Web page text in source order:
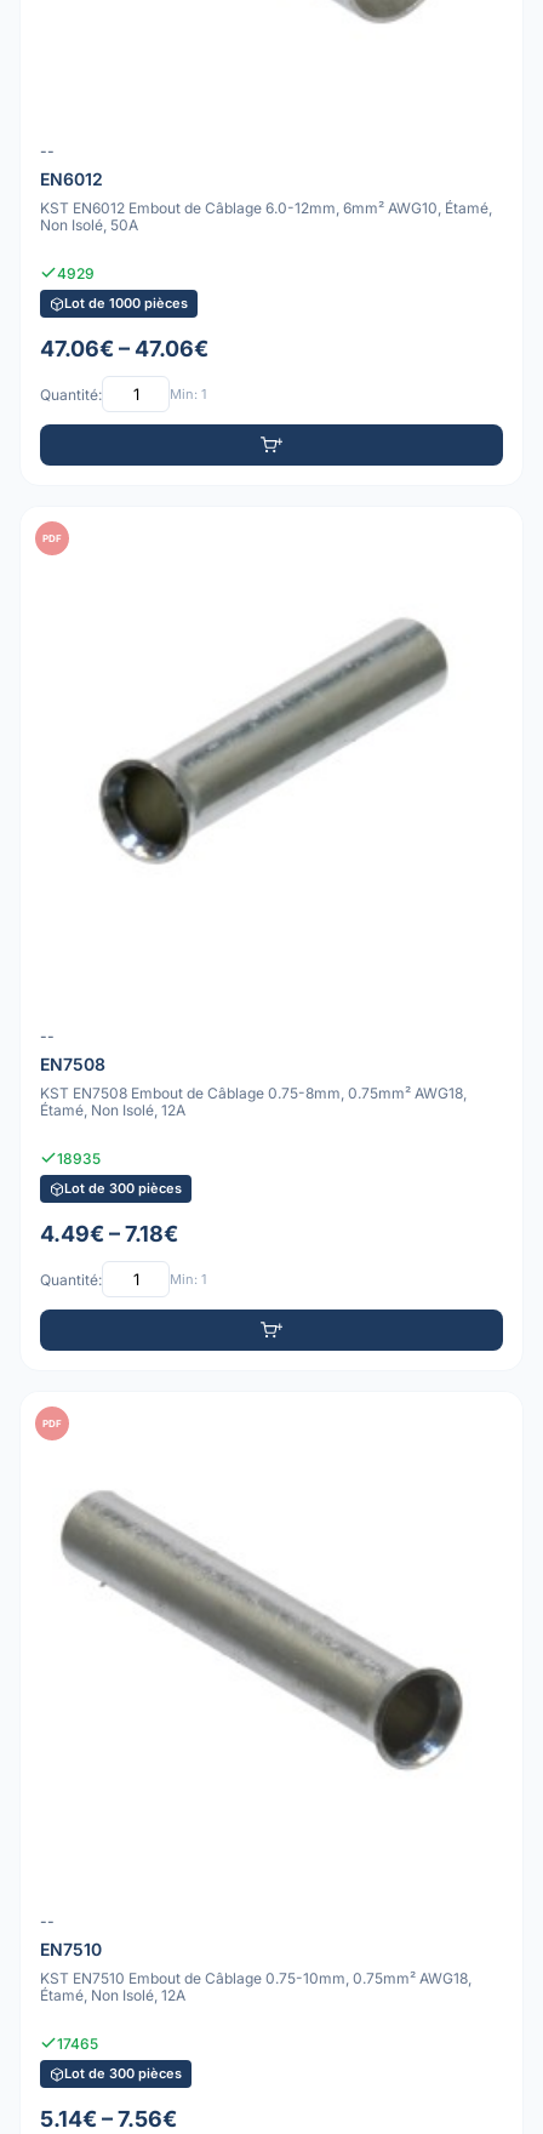
--
EN6012
KST EN6012 Embout de Câblage 6.0-12mm, 6mm² AWG10, Étamé,
Non Isolé, 50A
4929
Lot de 1000 pièces
47.06€ – 47.06€
Quantité: Min: 1
PDF
--
EN7508
KST EN7508 Embout de Câblage 0.75-8mm, 0.75mm² AWG18,
Étamé, Non Isolé, 12A
18935
Lot de 300 pièces
4.49€ – 7.18€
Quantité: Min: 1
PDF
--
EN7510
KST EN7510 Embout de Câblage 0.75-10mm, 0.75mm² AWG18,
Étamé, Non Isolé, 12A
17465
Lot de 300 pièces
5.14€ – 7.56€